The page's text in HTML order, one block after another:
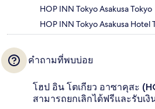
HOP INN Tokyo Asakusa Tokyo
HOP INN Tokyo Asakusa Hotel
คำถามที่พบบ่อย
โฮป อิน โตเกียว อาซาคุสะ
สามารถยกเลิกได้ฟรีและรับเ